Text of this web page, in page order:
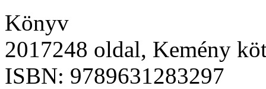
Könyv
2017248 oldal, Kemény
ISBN: 9789631283297